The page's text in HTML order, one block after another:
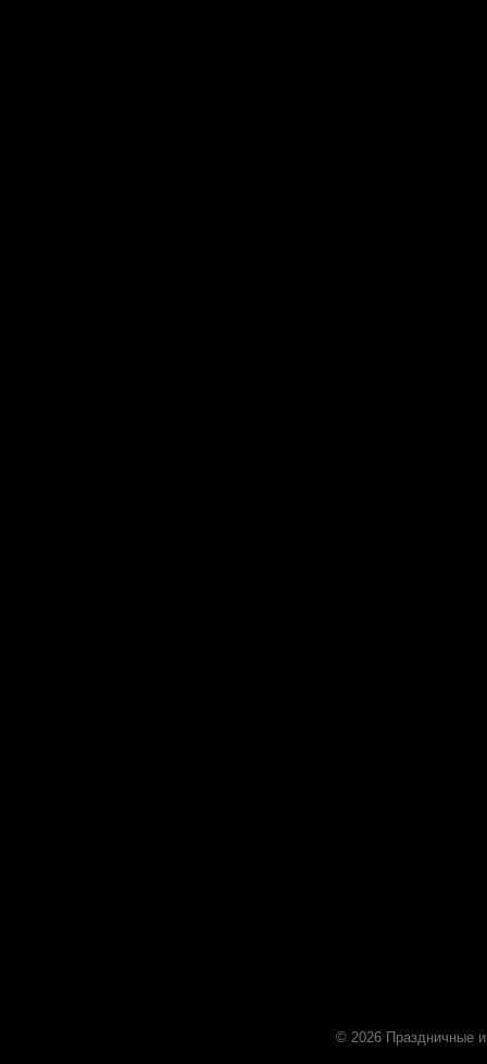
© 2026 Праздничные